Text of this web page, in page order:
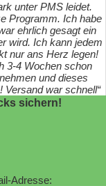
unter PMS leidet.
Programm. Ich habe
ehrlich gesagt ein
wird. Ich kann jedem
nur ans Herz legen!
3-4 Wochen schon
und dieses
Versand war schnell“
sichern!
Adresse: